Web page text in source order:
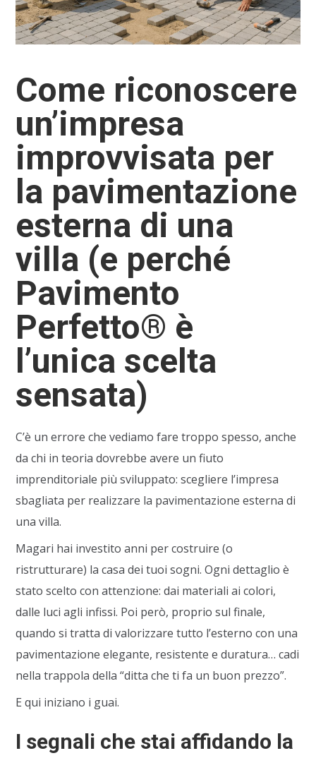
Come riconoscere
un’impresa
improvvisata per
la pavimentazione
esterna di una
villa (e perché
Pavimento
Perfetto® è
l’unica scelta
sensata)
C’è un errore che vediamo fare troppo spesso, anche
da chi in teoria dovrebbe avere un fiuto
imprenditoriale più sviluppato: scegliere l’impresa
sbagliata per realizzare la pavimentazione esterna di
una villa.
Magari hai investito anni per costruire (o
ristrutturare) la casa dei tuoi sogni. Ogni dettaglio è
stato scelto con attenzione: dai materiali ai colori,
dalle luci agli infissi. Poi però, proprio sul finale,
quando si tratta di valorizzare tutto l’esterno con una
pavimentazione elegante, resistente e duratura… cadi
nella trappola della “ditta che ti fa un buon prezzo”.
E qui iniziano i guai.
I segnali che stai affidando la